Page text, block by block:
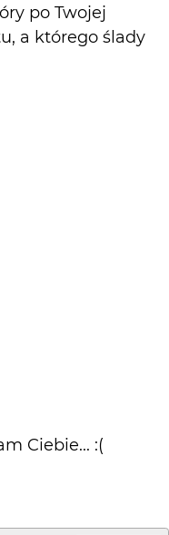
po Twojej
a którego ślady
Ciebie... :(